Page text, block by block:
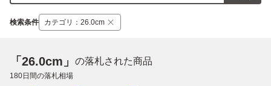
検索条件 カテゴリ ： 26.0cm
「26.0cm」 の落札された商品
180日間の落札相場